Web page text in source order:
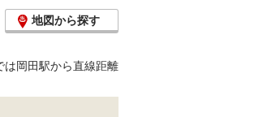
地図から探す
は岡田駅から直線距離